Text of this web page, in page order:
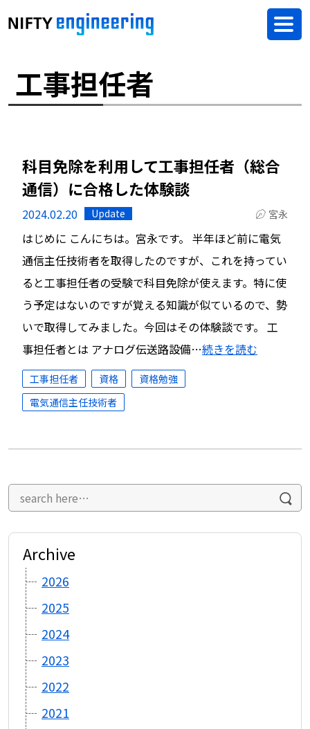
工事担任者
科目免除を利用して工事担任者（総合
通信）に合格した体験談
2024.02.20 Update 宮永
はじめに こんにちは。宮永です。 半年ほど前に電気
通信主任技術者を取得したのですが、これを持ってい
ると工事担任者の受験で科目免除が使えます。特に使
う予定はないのですが覚える知識が似ているので、勢
いで取得してみました。今回はその体験談です。 工
事担任者とは アナログ伝送路設備…続きを読む
工事担任者 資格
資格勉強
電気通信主任技術者
Archive
2026
2025
2024
2023
2022
2021